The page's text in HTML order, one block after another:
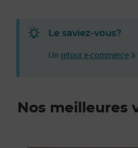
Le saviez-vous?
Un retour e-commerce à
Nos meilleures